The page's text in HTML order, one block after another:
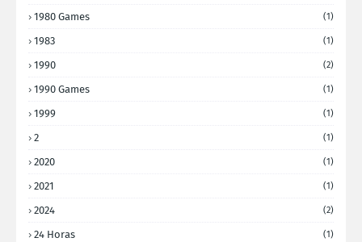
1980 Games (1)
1983 (1)
1990 (2)
1990 Games (1)
1999 (1)
2 (1)
2020 (1)
2021 (1)
2024 (2)
24 Horas (1)